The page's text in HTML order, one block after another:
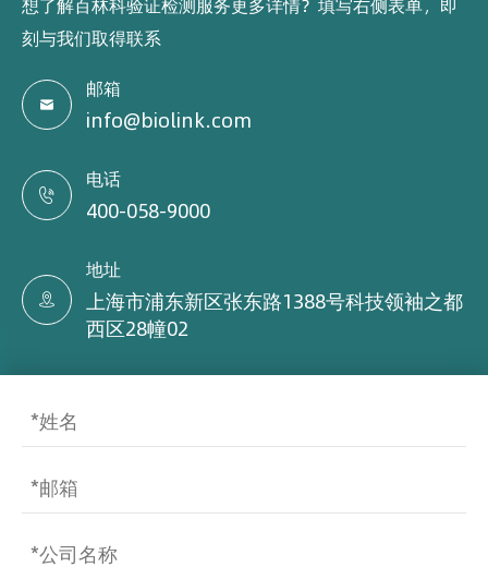
想了解百林科验证检测服务更多详情？填写右侧表单，即
刻与我们取得联系

邮箱
info@biolink.com

电话
400-058-9000

地址
上海市浦东新区张东路1388号科技领袖之都
西区28幢02